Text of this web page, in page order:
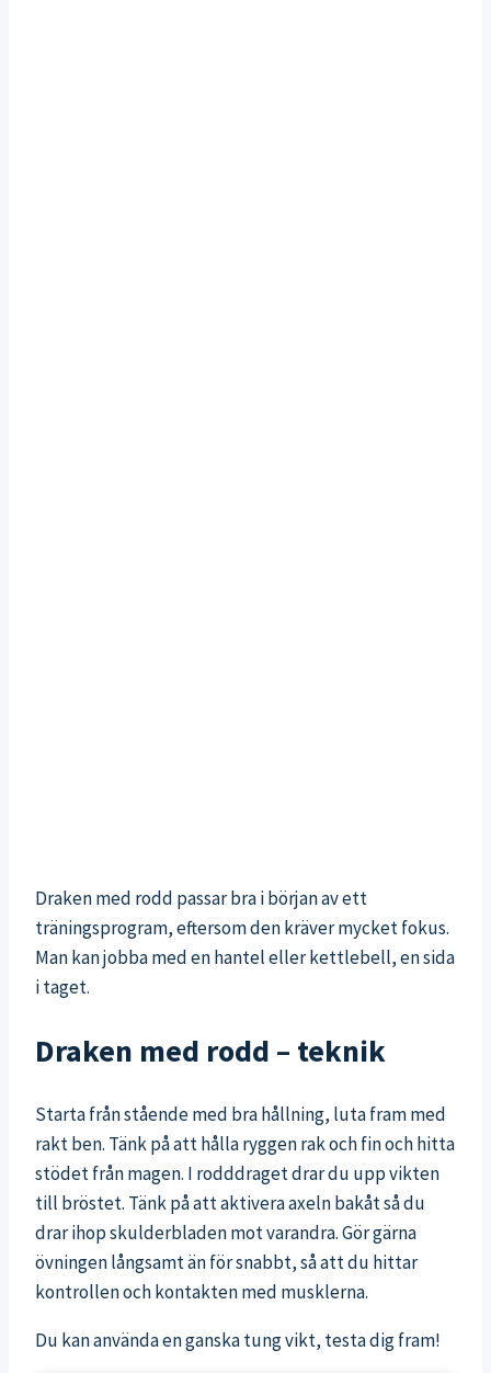
Draken med rodd passar bra i början av ett
träningsprogram, eftersom den kräver mycket fokus.
Man kan jobba med en hantel eller kettlebell, en sida
i taget.
Draken med rodd – teknik
Starta från stående med bra hållning, luta fram med
rakt ben. Tänk på att hålla ryggen rak och fin och hitta
stödet från magen. I rodddraget drar du upp vikten
till bröstet. Tänk på att aktivera axeln bakåt så du
drar ihop skulderbladen mot varandra. Gör gärna
övningen långsamt än för snabbt, så att du hittar
kontrollen och kontakten med musklerna.
Du kan använda en ganska tung vikt, testa dig fram!